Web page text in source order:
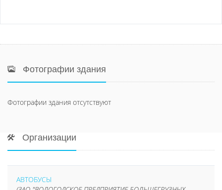
Фотографии здания
Фотографии здания отсутствуют
Организации
АВТОБУСЫ